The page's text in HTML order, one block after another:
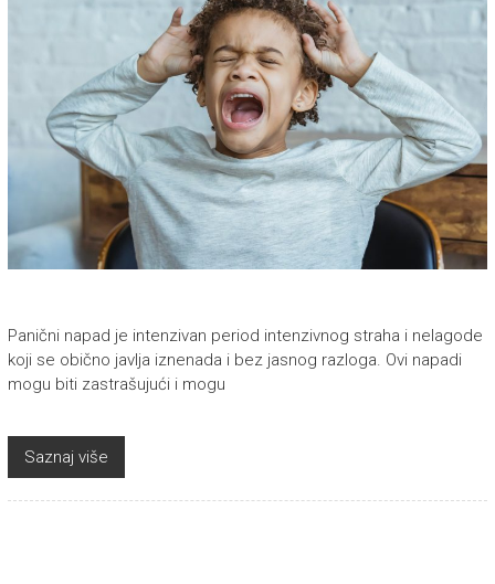
Panični napad je intenzivan period intenzivnog straha i nelagode
koji se obično javlja iznenada i bez jasnog razloga. Ovi napadi
mogu biti zastrašujući i mogu
Saznaj više